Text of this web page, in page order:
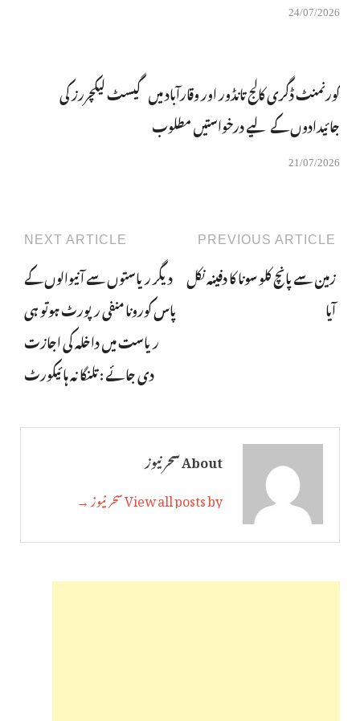
24/07/2026
گورنمنٹ ڈگری کالج تانڈور اور وقارآباد میں گیسٹ لیکچررز کی
جائیدادوں کے لیے درخواستیں مطلوب
21/07/2026
PREVIOUS ARTICLE
زمین سے پانچ کلو سونا کا دفینہ نکل
آیا
NEXT ARTICLE
دیگر ریاستوں سے آنیوالوں کے
پاس کورونا منفی رپورٹ ہوتو ہی
ریاست میں داخلہ کی اجازت
دی جائے : تلنگانہ ہائیکورٹ
About سحر نیوز
View all posts by سحر نیوز →